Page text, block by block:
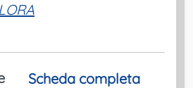
Scheda completa